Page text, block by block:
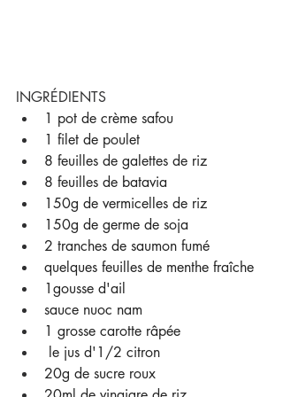
INGRÉDIENTS
1 pot de crème safou
1 filet de poulet
8 feuilles de galettes de riz
8 feuilles de batavia
150g de vermicelles de riz
150g de germe de soja
2 tranches de saumon fumé
quelques feuilles de menthe fraîche
1gousse d'ail
sauce nuoc nam
1 grosse carotte râpée
le jus d'1/2 citron
20g de sucre roux